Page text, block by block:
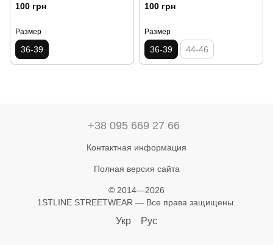
100 грн
Размер
36-39
100 грн
Размер
36-39 44-46
+38 095 669 27 66
Контактная информация
Полная версия сайта
© 2014—2026
1STLINE STREETWEAR — Все права защищены.
Укр Рус